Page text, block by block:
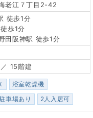
老江７丁目2-42
徒歩1分
歩1分
田阪神駅 徒歩1分
15階建
浴室乾燥機
車場あり 2人入居可